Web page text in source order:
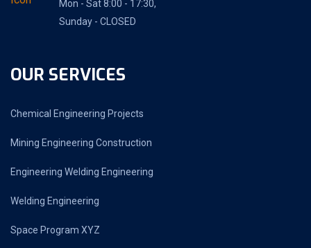
Mon - Sat 8:00 - 17:30,
Sunday - CLOSED
OUR SERVICES
Chemical Engineering Projects
Mining Engineering Construction
Engineering Welding Engineering
Welding Engineering
Space Program XYZ